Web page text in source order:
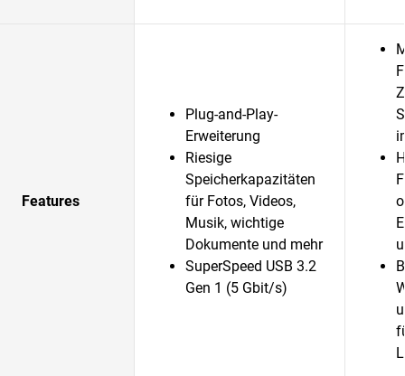
Features
Plug-and-Play-
Erweiterung
Riesige
Speicherkapazitäten
für Fotos, Videos,
Musik, wichtige
Dokumente und mehr
SuperSpeed USB 3.2
Gen 1 (5 Gbit/s)